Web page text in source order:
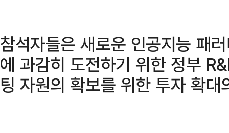
참석자들은 새로운 인공지능 패
에 과감히 도전하기 위한 정부
팅 자원의 확보를 위한 투자 확대